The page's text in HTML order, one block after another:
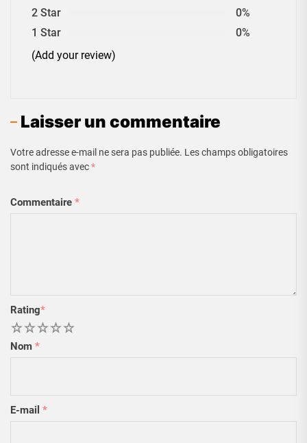
2 Star
0%
1 Star
0%
(Add your review)
Laisser un commentaire
Votre adresse e-mail ne sera pas publiée. Les champs obligatoires
sont indiqués avec*
Commentaire *
Rating*
5
4
3
2
Nom *
E-mail *